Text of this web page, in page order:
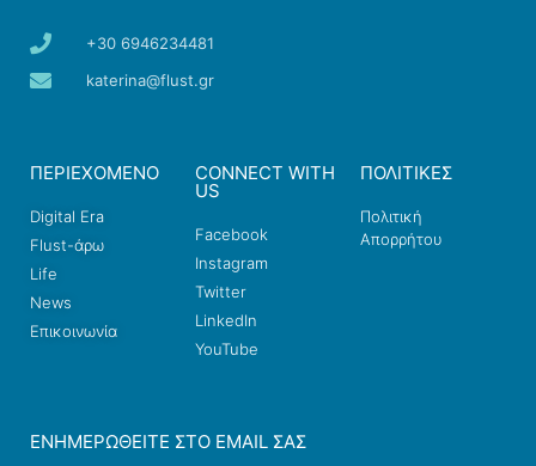
+30 6946234481
katerina@flust.gr
ΠΕΡΙΕΧΟΜΕΝΟ
Digital Era
Flust-άρω
Life
News
Επικοινωνία
CONNECT WITH
US
Facebook
Instagram
Twitter
LinkedIn
YouTube
ΠΟΛΙΤΙΚΕΣ
Πολιτική
Απορρήτου
ΕΝΗΜΕΡΩΘΕΊΤΕ ΣΤΟ EMAIL ΣΑΣ